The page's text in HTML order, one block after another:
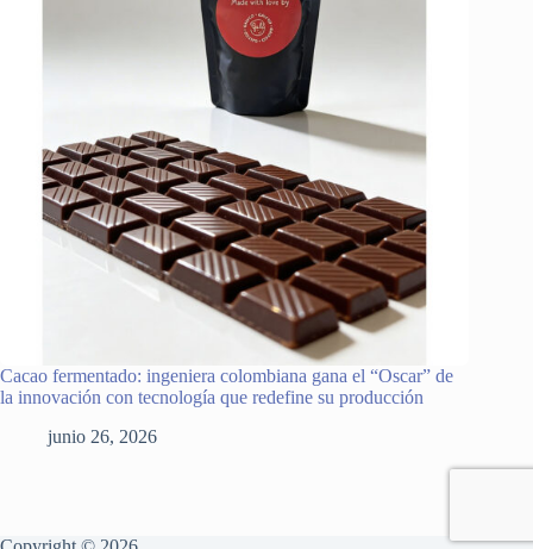
Cacao fermentado: ingeniera colombiana gana el “Oscar” de
la innovación con tecnología que redefine su producción
junio 26, 2026